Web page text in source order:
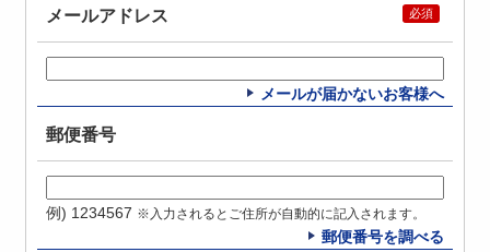
メールアドレス
メールが届かないお客様へ
郵便番号
例) 1234567 ※入力されるとご住所が自動的に記入されます。
郵便番号を調べる